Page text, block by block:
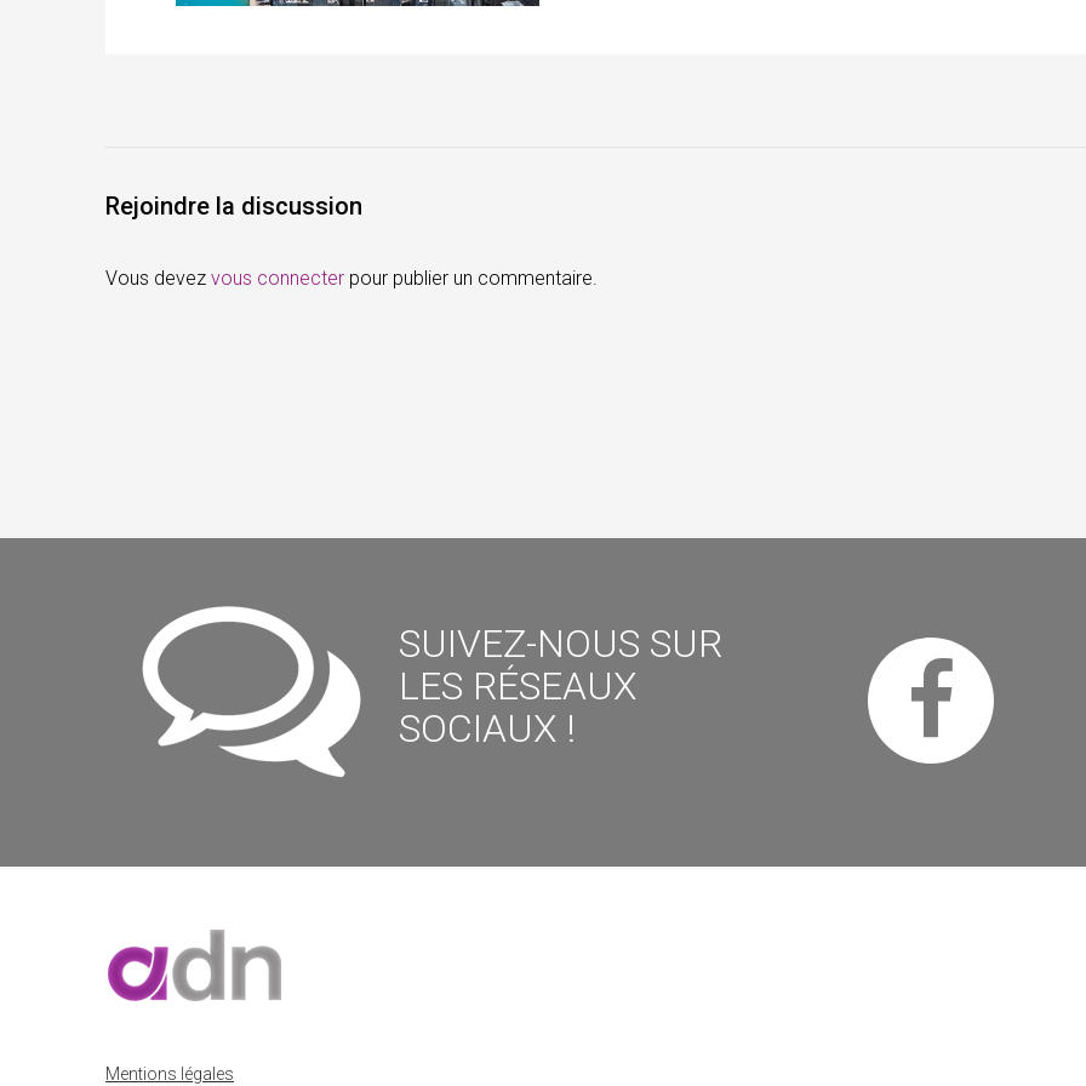
Rejoindre la discussion
Vous devez vous connecter pour publier un commentaire.
SUIVEZ-NOUS SUR
LES RÉSEAUX
SOCIAUX !
Mentions légales